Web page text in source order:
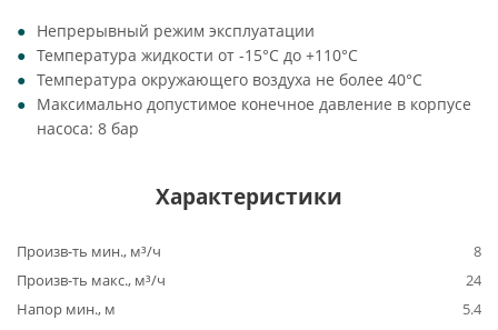
Непрерывный режим эксплуатации
Температура жидкости от -15°C до +110°C
Температура окружающего воздуха не более 40°C
Максимально допустимое конечное давление в корпусе
насоса: 8 бар
Характеристики
Произв-ть мин., м³/ч
8
Произв-ть макс., м³/ч
24
Напор мин., м
5.4